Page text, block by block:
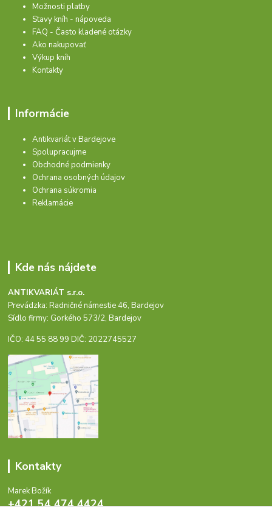
Možnosti platby
Stavy kníh - nápoveda
FAQ - Často kladené otázky
Ako nakupovať
Výkup kníh
Kontakty
Informácie
Antikvariát v Bardejove
Spolupracujme
Obchodné podmienky
Ochrana osobných údajov
Ochrana súkromia
Reklamácie
Kde nás nájdete
ANTIKVARIÁT s.r.o.
Prevádzka: Radničné námestie 46, Bardejov
Sídlo firmy: Gorkého 573/2, Bardejov
IČO: 44 55 88 99 DIČ: 2022745527
Kontakty
Marek Božík
+421 54 474 4424